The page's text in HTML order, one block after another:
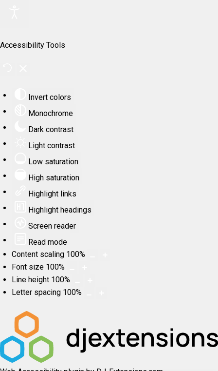
Accessibility Tools
Invert colors
Monochrome
Dark contrast
Light contrast
Low saturation
High saturation
Highlight links
Highlight headings
Screen reader
Read mode
Content scaling 100%
Font size 100%
Line height 100%
Letter spacing 100%